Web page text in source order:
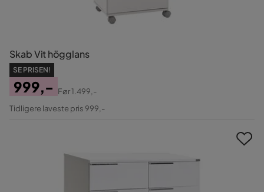
Skab Vit högglans
SE PRISEN!
Pris
999,-
Original
Før1.499,-
Tidligere laveste pris 999,-